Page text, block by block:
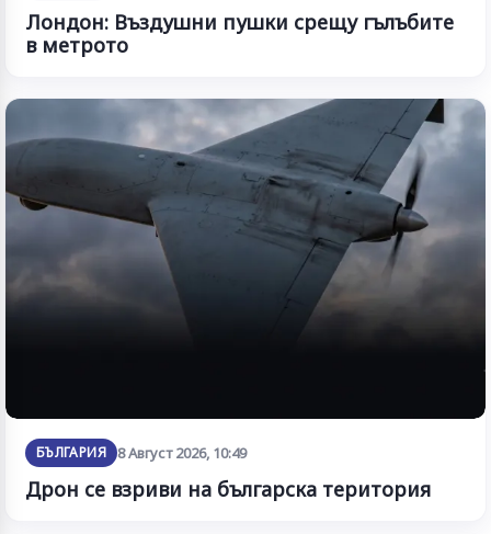
Лондон: Въздушни пушки срещу гълъбите
в метрото
БЪЛГАРИЯ 8 Август 2026, 10:49
Дрон се взриви на българска територия